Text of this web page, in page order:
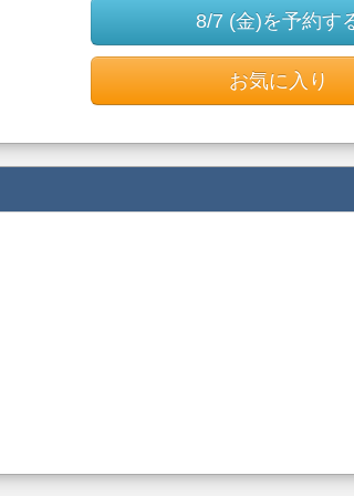
8/7 (金)を予約す
お気に入り